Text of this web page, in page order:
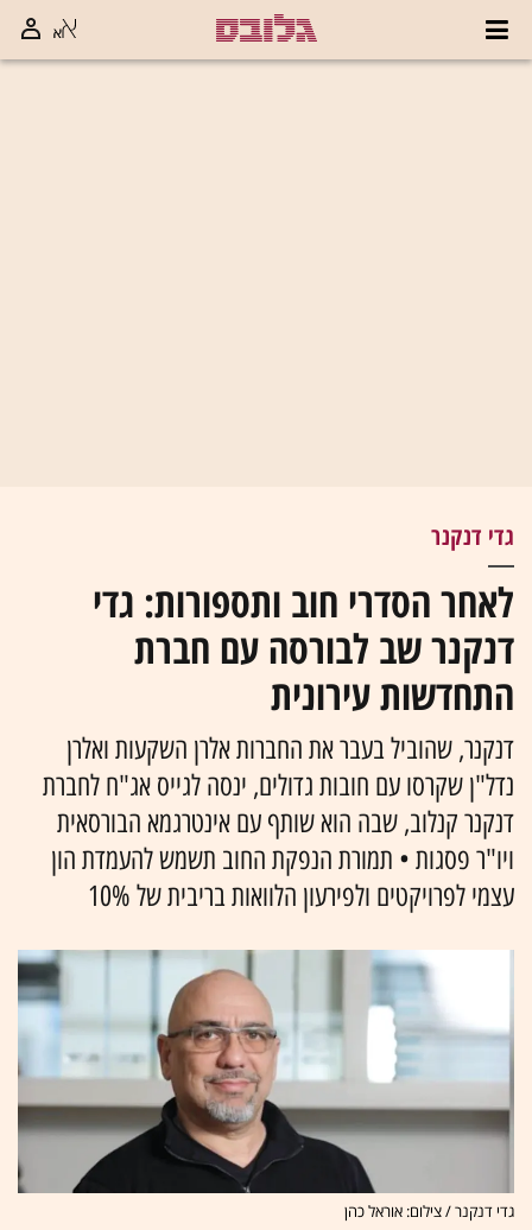
גדי דנקנר
לאחר הסדרי חוב ותספורות: גדי
דנקנר שב לבורסה עם חברת
התחדשות עירונית
דנקנר, שהוביל בעבר את החברות אלרן השקעות ואלרן
נדל"ן שקרסו עם חובות גדולים, ינסה לגייס אג"ח לחברת
דנקנר קנלוב, שבה הוא שותף עם אינטרגמא הבורסאית
ויו"ר פסגות • תמורת הנפקת החוב תשמש להעמדת הון
עצמי לפרויקטים ולפירעון הלוואות בריבית של 10%
גדי דנקנר / צילום: אוראל כהן